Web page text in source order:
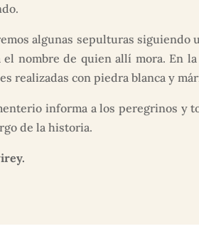
algunas sepulturas siguiendo
nombre de quien allí mora. En
realizadas con piedra blanca y
informa a los peregrinos y
de la historia.